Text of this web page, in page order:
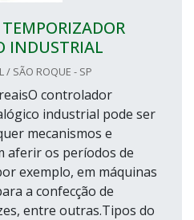
INDUSTRIAL
/ SÃO ROQUE - SP
controlador
industrial pode ser
mecanismos e
aferir os períodos de
exemplo, em máquinas
a confecção de
entre outras.Tipos do